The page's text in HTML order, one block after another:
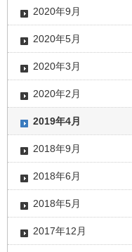
2020年9月
2020年5月
2020年3月
2020年2月
2019年4月
2018年9月
2018年6月
2018年5月
2017年12月